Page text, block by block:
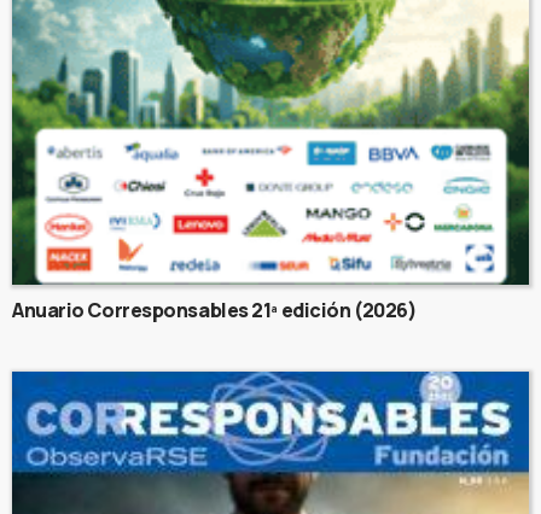
Anuario Corresponsables 21ª edición (2026)